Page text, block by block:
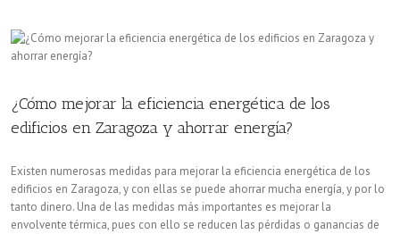
en
comunidades
de
Zaragoza?
¿Cómo mejorar la eficiencia energética de los
edificios en Zaragoza y ahorrar energía?
Existen numerosas medidas para mejorar la eficiencia energética de los
edificios en Zaragoza, y con ellas se puede ahorrar mucha energía, y por lo
tanto dinero. Una de las medidas más importantes es mejorar la
envolvente térmica, pues con ello se reducen las pérdidas o ganancias de